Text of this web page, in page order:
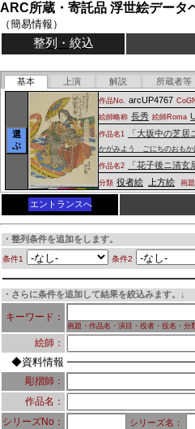
ARC所蔵・寄託品 浮世絵デー
（簡易情報）
整列・絞込
基本 上演 解説 所蔵者等
選
ぶ
作品No. arcUP4767
絵師略称 長秀 絵師Roma
作品名1 「大坂中の芝居
かがみよう ごにちのおもか
作品名2 「花子後ニ清
分類 役者絵 上方絵 画題
エントランスへ
・整列条件を追加をします。
条件1 条件2
・さらに条件を追加して結果を絞込みます。↓
キーワード：
画題・作品名・演目・役者・役名・分
絵師：
◆資料情報
彫摺師：
作品名：
シリーズNo：
シリーズ名：